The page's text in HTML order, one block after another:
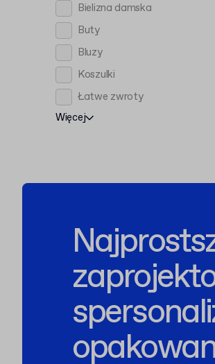
Bielizna damska
Buty
Bluzy
Koszulki
Łatwe zwroty
Więcej